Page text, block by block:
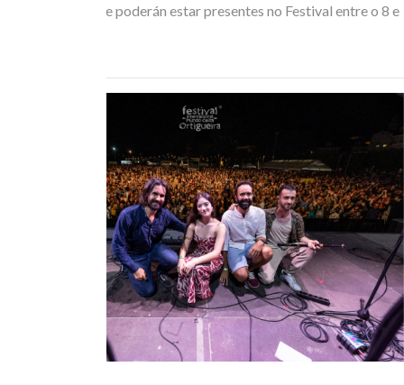
ou foodtrucks que poderán estar presentes no Festival entre o 8 e